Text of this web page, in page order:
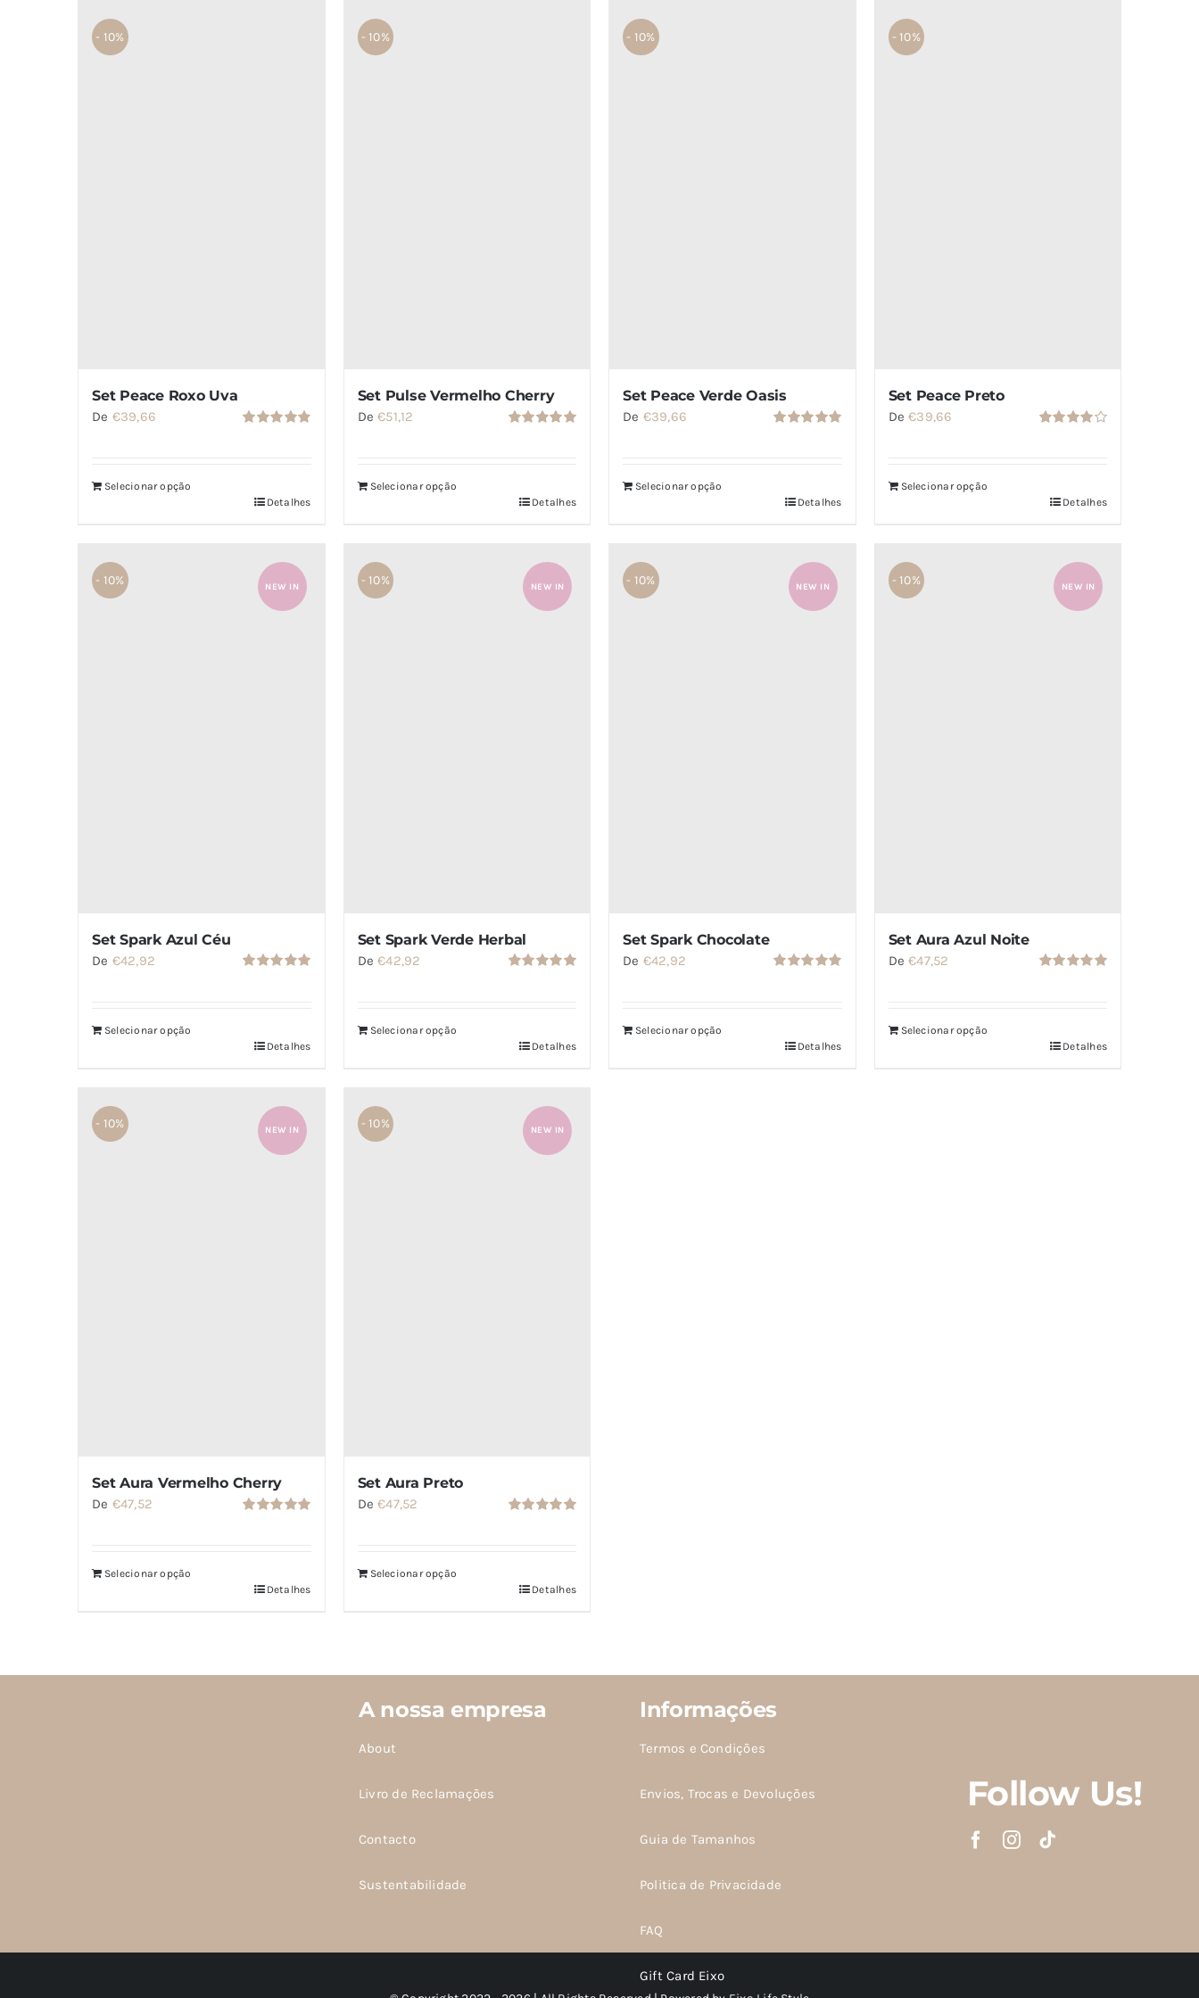
- 10%
Set Peace Roxo Uva
De €39,66
Selecionar opção
Detalhes
- 10%
Set Pulse Vermelho Cherry
De €51,12
Selecionar opção
Detalhes
- 10%
Set Peace Verde Oasis
De €39,66
Selecionar opção
Detalhes
- 10%
Set Peace Preto
De €39,66
Selecionar opção
Detalhes
NEW IN
- 10%
Set Spark Azul Céu
De €42,92
Selecionar opção
Detalhes
NEW IN
- 10%
Set Spark Verde Herbal
De €42,92
Selecionar opção
Detalhes
NEW IN
- 10%
Set Spark Chocolate
De €42,92
Selecionar opção
Detalhes
NEW IN
- 10%
Set Aura Azul Noite
De €47,52
Selecionar opção
Detalhes
NEW IN
- 10%
Set Aura Vermelho Cherry
De €47,52
Selecionar opção
Detalhes
NEW IN
- 10%
Set Aura Preto
De €47,52
Selecionar opção
Detalhes
A nossa empresa
About
Livro de Reclamações
Contacto
Sustentabilidade
Informações
Termos e Condições
Envios, Trocas e Devoluções
Guia de Tamanhos
Politica de Privacidade
FAQ
Gift Card Eixo
Follow Us!